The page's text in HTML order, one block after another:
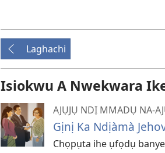
Laghachi
Isiokwu A Nwekwara
AJỤJỤ NDỊ MMADỤ NA-
Gịnị Ka Ndịàmà
Chọpụta ihe ụfọdụ